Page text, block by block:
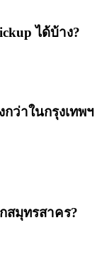
ได้บ้าง?
ว่าในกรุงเทพฯ
สมุทรสาคร?